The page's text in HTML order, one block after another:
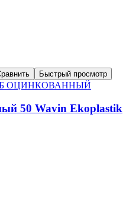
Быстрый просмотр
ОЦИНКОВАННЫЙ
50 Wavin Ekoplastik